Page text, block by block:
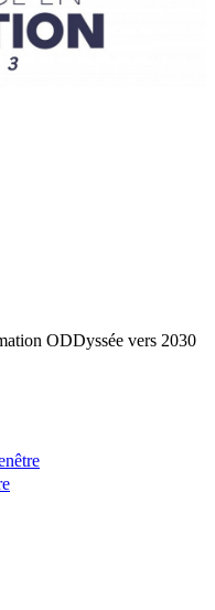
ODDyssée vers 2030